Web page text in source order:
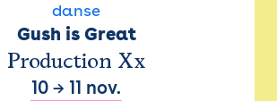
danse
Gush is Great
Production Xx
10 → 11 nov.